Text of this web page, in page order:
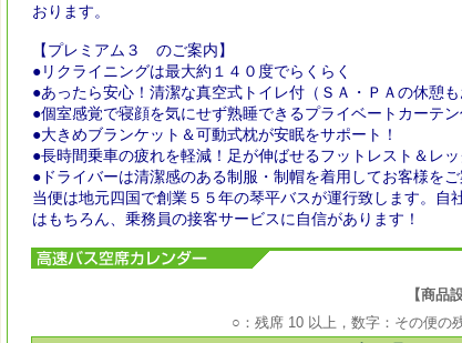
おります。
【プレミアム３ のご案内】
●リクライニングは最大約１４０度でらくらく
●あったら安心！清潔な真空式トイレ付（ＳＡ・ＰＡの休憩も
●個室感覚で寝顔を気にせず熟睡できるプライベートカーテン
●大きめブランケット＆可動式枕が安眠をサポート！
●長時間乗車の疲れを軽減！足が伸ばせるフットレスト＆レッ
●ドライバーは清潔感のある制服・制帽を着用してお客様をご
当便は地元四国で創業５５年の琴平バスが運行致します。自
はもちろん、乗務員の接客サービスに自信があります！
【商品
○：残席 10 以上，数字：その便の